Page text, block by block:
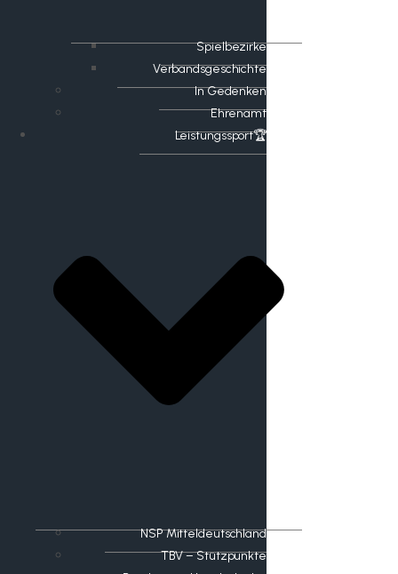
Spielbezirke
Verbandsgeschichte
In Gedenken
Ehrenamt
​Leistungssport🏆
NSP Mitteldeutschland
TBV – Stützpunkte